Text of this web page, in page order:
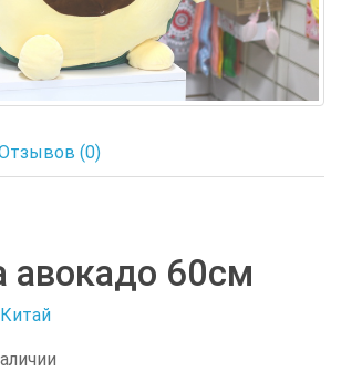
(0)
авокадо 60см
Китай